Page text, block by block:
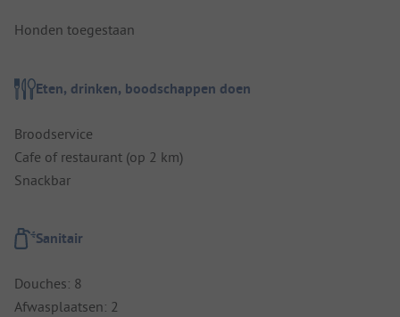
Honden toegestaan
Eten, drinken, boodschappen doen
Broodservice
Cafe of restaurant (op 2 km)
Snackbar
Sanitair
Douches: 8
Afwasplaatsen: 2